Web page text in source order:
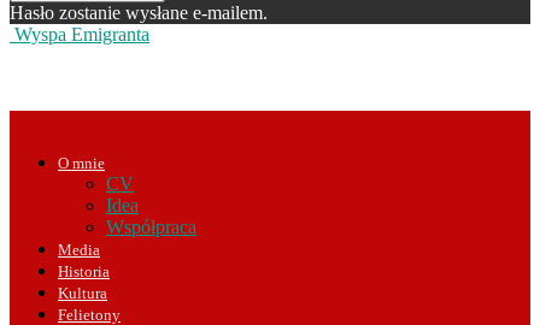
Hasło zostanie wysłane e-mailem.
Wyspa Emigranta
O mnie
CV
Idea
Współpraca
Media
Historia
Kultura
Felietony